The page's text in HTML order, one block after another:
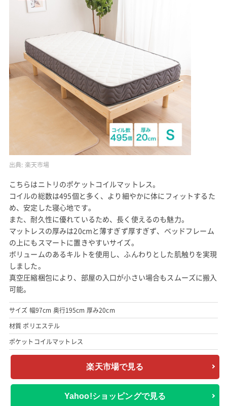
出典: 楽天市場
こちらはニトリのポケットコイルマットレス。
コイルの総数は495個と多く、より細やかに体にフィットするた
め、安定した寝心地です。
また、耐久性に優れているため、長く使えるのも魅力。
マットレスの厚みは20cmと薄すぎず厚すぎず、ベッドフレーム
の上にもスマートに置きやすいサイズ。
ボリュームのあるキルトを使用し、ふんわりとした肌触りを実現
しました。
真空圧縮梱包により、部屋の入口が小さい場合もスムーズに搬入
可能。
サイズ 幅97cm 奥行195cm 厚み20cm
材質 ポリエステル
ポケットコイルマットレス
楽天市場で見る
Yahoo!ショッピングで見る